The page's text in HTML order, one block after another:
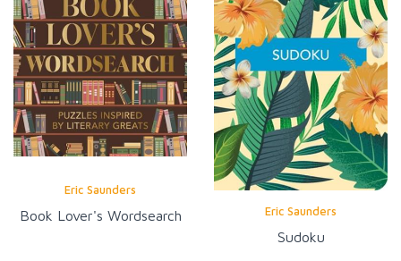
Eric Saunders
Book Lover's Wordsearch Eric Saunders
Sudoku